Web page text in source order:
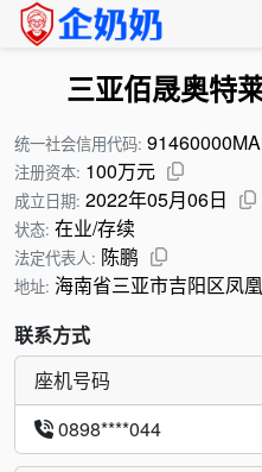
三亚佰晟奥特
统一社会信用代码:
注册资本: 100万元
成立日期: 2022年05月06日
状态: 在业/存续
法定代表人: 陈鹏
地址: 海南省三亚市吉阳区凤
联系方式
座机号码
0898****044